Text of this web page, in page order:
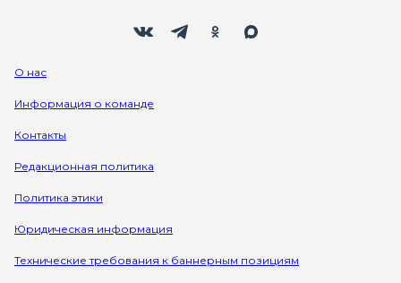
О нас
Информация о команде
Контакты
Редакционная политика
Политика этики
Юридическая информация
Технические требования к баннерным позициям